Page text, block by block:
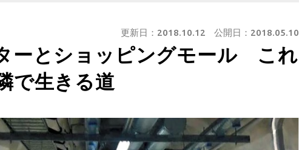
ーとショッピングモール これ
で生きる道
更新日： 2018.10.12 公開日： 2018.05.10